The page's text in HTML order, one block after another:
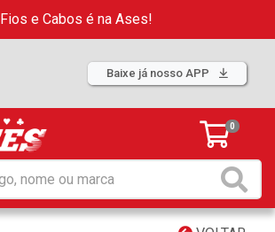
Fios e Cabos é na Ases!
Baixe já nosso APP
0